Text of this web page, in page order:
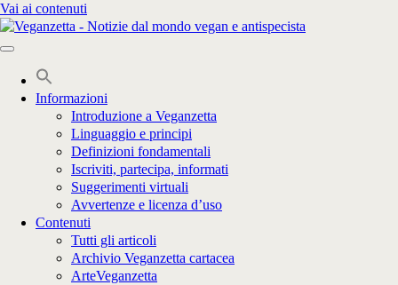
Vai ai contenuti
Informazioni
Introduzione a Veganzetta
Linguaggio e principi
Definizioni fondamentali
Iscriviti, partecipa, informati
Suggerimenti virtuali
Avvertenze e licenza d’uso
Contenuti
Tutti gli articoli
Archivio Veganzetta cartacea
ArteVeganzetta